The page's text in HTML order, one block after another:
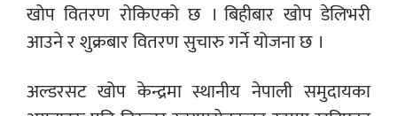
खोप वितरण रोकिएको छ । बिहीबार खोप डेलिभरी
आउने र शुक्रबार वितरण सुचारु गर्ने योजना छ ।
अल्डरसट खोप केन्द्रमा स्थानीय नेपाली समुदायका